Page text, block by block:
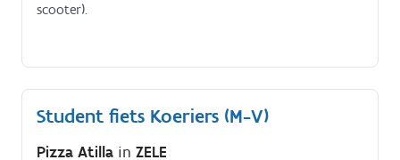
scooter).
Student fiets Koeriers (M-V)
Pizza Atilla in ZELE